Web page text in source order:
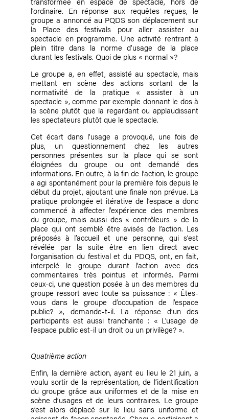
l’ordinaire. En réponse aux requêtes reçues, le
groupe a annoncé au PQDS son déplacement sur
la Place des festivals pour aller assister au
spectacle en programme. Une activité rentrant à
plein titre dans la norme d’usage de la place
durant les festivals. Quoi de plus « normal »?
Le groupe a, en effet, assisté au spectacle, mais
mettant en scène des actions sortant de la
normativité de la pratique « assister à un
spectacle », comme par exemple donnant le dos à
la scène plutôt que la regardant ou applaudissant
les spectateurs plutôt que le spectacle.
Cet écart dans l’usage a provoqué, une fois de
plus, un questionnement chez les autres
personnes présentes sur la place qui se sont
éloignées du groupe ou ont demandé des
informations. En outre, à la fin de l’action, le groupe
a agi spontanément pour la première fois depuis le
début du projet, ajoutant une finale non prévue. La
pratique prolongée et itérative de l’espace a donc
commencé à affecter l’expérience des membres
du groupe, mais aussi des « contrôleurs » de la
place qui ont semblé être avisés de l’action. Les
préposés à l’accueil et une personne, qui s’est
révélée par la suite être en lien direct avec
l’organisation du festival et du PDQS, ont, en fait,
interpelé le groupe durant l’action avec des
commentaires très pointus et informés. Parmi
ceux-ci, une question posée à un des membres du
groupe ressort avec toute sa puissance : « Êtes-
vous dans le groupe d’occupation de l’espace
public? », demande-t-il. La réponse d’un des
participants est aussi tranchante : « L'usage de
l'espace public est-il un droit ou un privilège? ».
Quatrième action
Enfin, la dernière action, ayant eu lieu le 21 juin, a
voulu sortir de la représentation, de l’identification
du groupe grâce aux uniformes et de la mise en
scène d’usages et de leurs contraires. Le groupe
s’est alors déplacé sur le lieu sans uniforme et